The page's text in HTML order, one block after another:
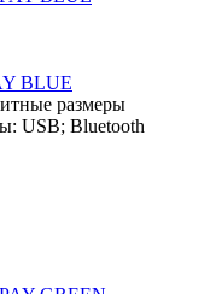
BLUE
размеры
USB; Bluetooth